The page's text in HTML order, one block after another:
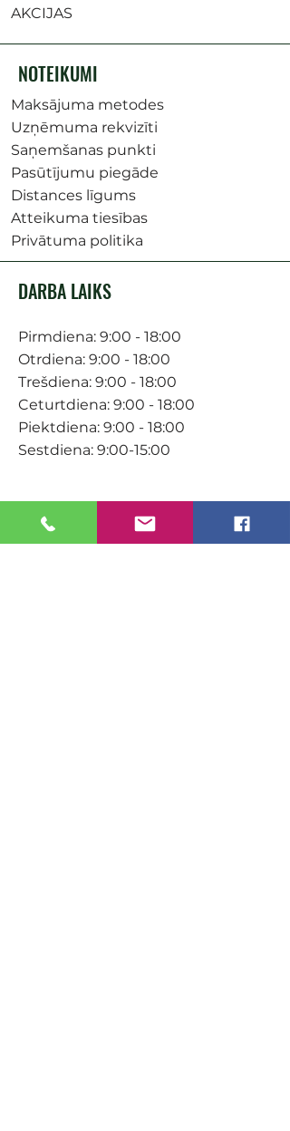
AKCIJAS
NOTEIKUMI
Maksājuma metodes
Uzņēmuma rekvizīti
Saņemšanas punkti
Pasūtījumu piegāde
Distances līgums
Atteikuma tiesības
Privātuma politika
DARBA LAIKS
Pirmdiena: 9:00 - 18:00
Otrdiena: 9:00 - 18:00
Trešdiena: 9:00 - 18:00
Ceturtdiena: 9:00 - 18:00
Piektdiena: 9:00 - 18:00
Sestdiena: 9:00-15:00
KONTAKTI